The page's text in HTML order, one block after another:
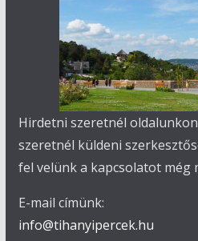
Hirdetni szeretnél
szeretnél küldeni
fel velünk a kapcsolatot még
E-mail címünk:
info@tihanyipercek.hu